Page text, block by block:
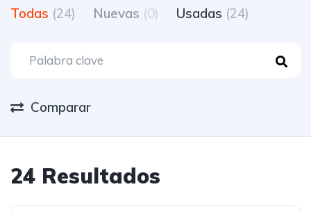
Todas (24) Nuevas (0) Usadas (24)
Comparar
24 Resultados